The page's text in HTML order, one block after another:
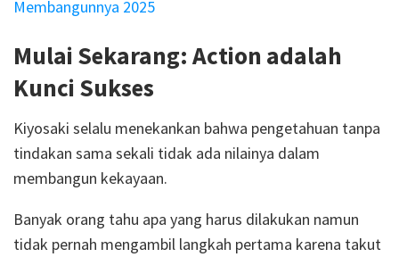
Membangunnya 2025
Mulai Sekarang: Action adalah
Kunci Sukses
Kiyosaki selalu menekankan bahwa pengetahuan tanpa
tindakan sama sekali tidak ada nilainya dalam
membangun kekayaan.
Banyak orang tahu apa yang harus dilakukan namun
tidak pernah mengambil langkah pertama karena takut